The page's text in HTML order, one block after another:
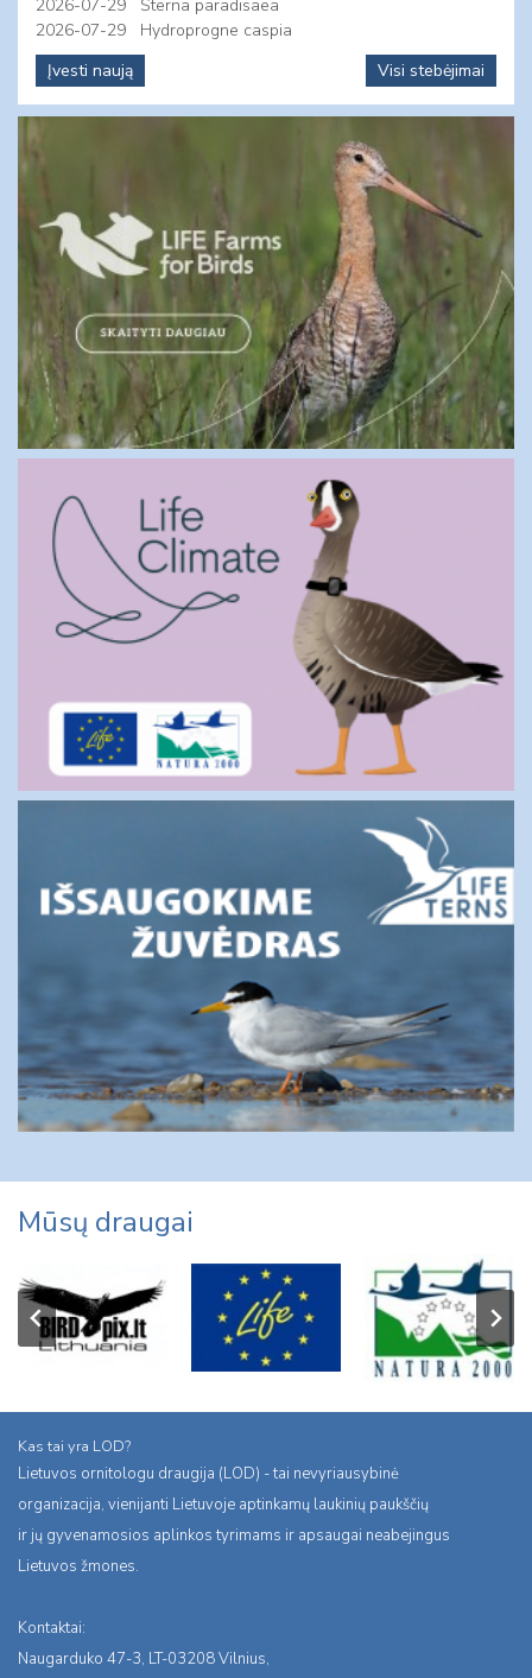
2026-07-29
Sterna paradisaea
2026-07-29
Hydroprogne caspia
Įvesti naują
Visi stebėjimai
Mūsų draugai
Kas tai yra LOD?
Lietuvos ornitologu draugija (LOD) - tai nevyriausybinė
organizacija, vienijanti Lietuvoje aptinkamų laukinių paukščių
ir jų gyvenamosios aplinkos tyrimams ir apsaugai neabejingus
Lietuvos žmones.
Kontaktai:
Naugarduko 47-3, LT-03208 Vilnius,